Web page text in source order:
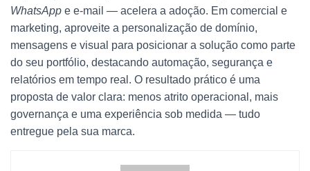
WhatsApp e e-mail — acelera a adoção. Em comercial e
marketing, aproveite a personalização de domínio,
mensagens e visual para posicionar a solução como parte
do seu portfólio, destacando automação, segurança e
relatórios em tempo real. O resultado prático é uma
proposta de valor clara: menos atrito operacional, mais
governança e uma experiência sob medida — tudo
entregue pela sua marca.